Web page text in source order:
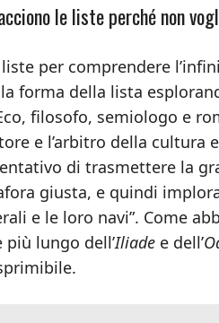
le liste perché non
liste per comprendere
forma della lista
filosofo, semiologo e
e l’arbitro della cultura
di trasmettere la
giusta, e quindi
e le loro navi”. Come
più lungo dell’Iliade e dell’